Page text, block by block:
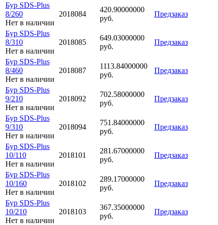
Бур SDS-Plus
8/260
Нет в наличии
2018084
420.90000000
руб.
Предзаказ
Бур SDS-Plus
8/310
Нет в наличии
2018085
649.03000000
руб.
Предзаказ
Бур SDS-Plus
8/460
Нет в наличии
2018087
1113.84000000
руб.
Предзаказ
Бур SDS-Plus
9/210
Нет в наличии
2018092
702.58000000
руб.
Предзаказ
Бур SDS-Plus
9/310
Нет в наличии
2018094
751.84000000
руб.
Предзаказ
Бур SDS-Plus
10/110
Нет в наличии
2018101
281.67000000
руб.
Предзаказ
Бур SDS-Plus
10/160
Нет в наличии
2018102
289.17000000
руб.
Предзаказ
Бур SDS-Plus
10/210
Нет в наличии
2018103
367.35000000
руб.
Предзаказ